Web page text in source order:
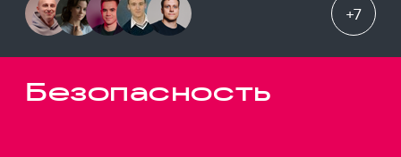
+7
Безопасность